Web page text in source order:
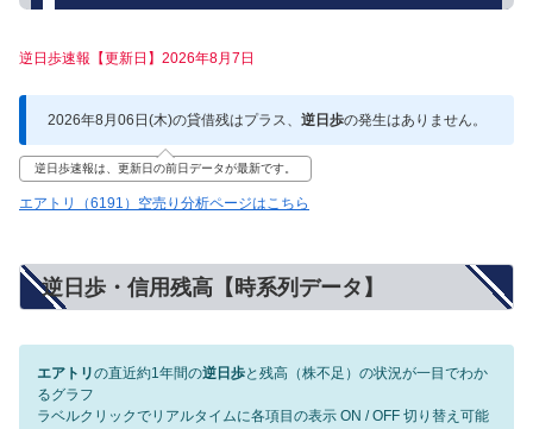
逆日歩速報【更新日】2026年8月7日
2026年8月06日(木)の貸借残はプラス、 逆日歩の発生はありません。
逆日歩速報は、更新日の前日データが最新です。
エアトリ（6191）空売り分析ページはこちら
逆日歩・信用残高【時系列データ】
エアトリの直近約1年間の逆日歩と残高（株不足）の状況が一目でわか
るグラフ
ラベルクリックでリアルタイムに各項目の表示 ON / OFF 切り替え可能